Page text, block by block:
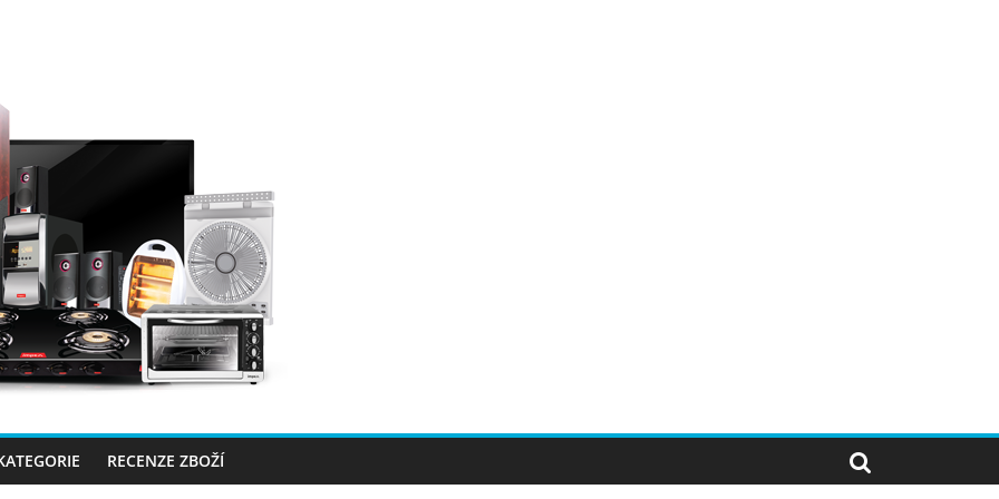
RECENZE ZBOŽÍ